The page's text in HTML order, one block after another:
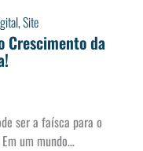
,Site
Crescimento da
ser a faísca para o
um mundo…